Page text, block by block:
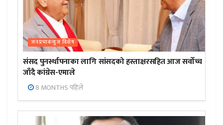
जनप्रभाबन्युज विशेष
संसद पुनर्स्थापनाका लागि सांसदको हस्ताक्षरसहित आज सर्वोच्च
जाँदै कांग्रेस-एमाले
8 MONTHS पहिले